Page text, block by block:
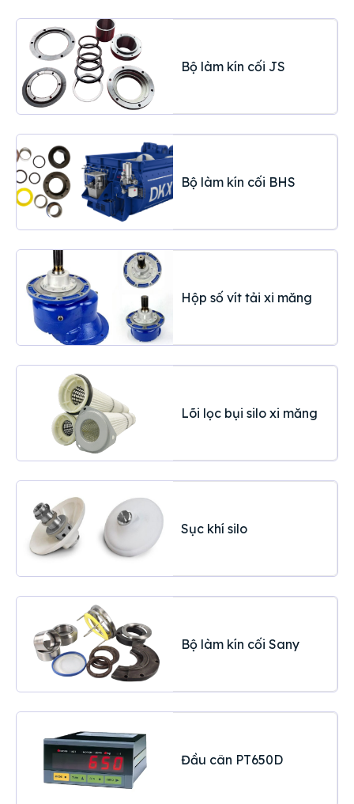
Bộ làm kín cối JS
Bộ làm kín cối BHS
Hộp số vít tải xi măng
Lõi lọc bụi silo xi măng
Sục khí silo
Bộ làm kín cối Sany
Đầu cân PT650D